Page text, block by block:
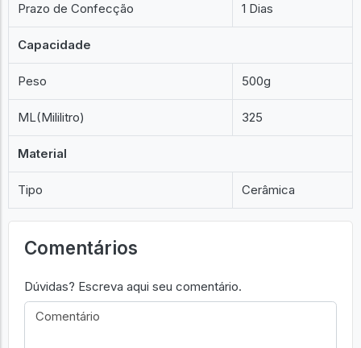
Prazo de Confecção 1 Dias
Capacidade
Peso 500g
ML(Mililitro) 325
Material
Tipo Cerâmica
Comentários
Dúvidas? Escreva aqui seu comentário.